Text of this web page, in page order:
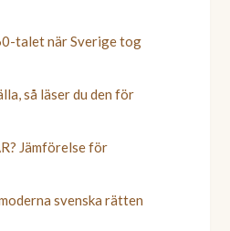
talet när Sverige tog
så läser du den för
Jämförelse för
svenska rätten